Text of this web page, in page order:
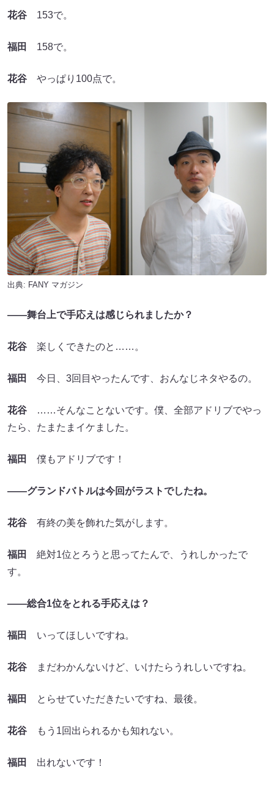
花谷 153で。
福田 158で。
花谷 やっぱり100点で。
出典: FANY マガジン
――舞台上で手応えは感じられましたか？
花谷 楽しくできたのと……。
福田 今日、3回目やったんです、おんなじネタやるの。
花谷 ……そんなことないです。僕、全部アドリブでやっ
たら、たまたまイケました。
福田 僕もアドリブです！
――グランドバトルは今回がラストでしたね。
花谷 有終の美を飾れた気がします。
福田
絶対1位とろうと思ってたんで、うれしかったで
す。
――総合1位をとれる手応えは？
福田 いってほしいですね。
花谷 まだわかんないけど、いけたらうれしいですね。
福田 とらせていただきたいですね、最後。
花谷 もう1回出られるかも知れない。
福田 出れないです！